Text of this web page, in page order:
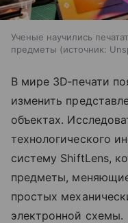
Ученые научились
предметы
источник:
В мире 3D‑печати
изменить
объектах.
технологического
систему ShiftLens,
предметы,
простых
электронной схемы.